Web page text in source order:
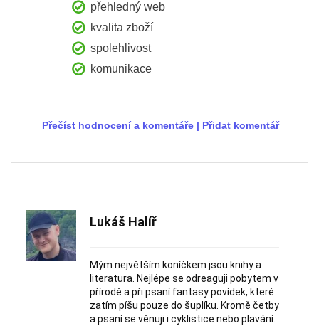
přehledný web
kvalita zboží
spolehlivost
komunikace
Přidat komentář
|
Přečíst hodnocení a komentáře
Lukáš Halíř
Mým největším koníčkem jsou knihy a
literatura. Nejlépe se odreaguji pobytem v
přírodě a při psaní fantasy povídek, které
zatím píšu pouze do šuplíku. Kromě četby
a psaní se věnuji i cyklistice nebo plavání.